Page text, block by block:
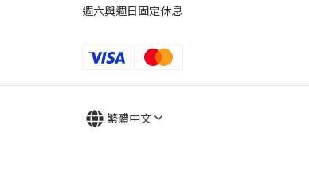
週六與週日固定休息
繁體中文